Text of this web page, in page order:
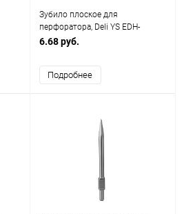
Зубило плоское для
перфоратора, Deli YS EDH-
YBZ20250-E1, 14 x 250 x 20 мм,
6.68 руб.
Подробнее